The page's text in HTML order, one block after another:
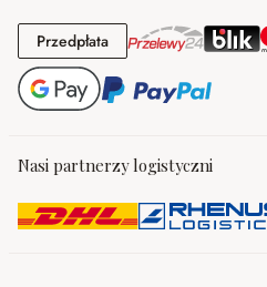
PrzedpłataPrzedpłata
Nasi partnerzy logistyczni